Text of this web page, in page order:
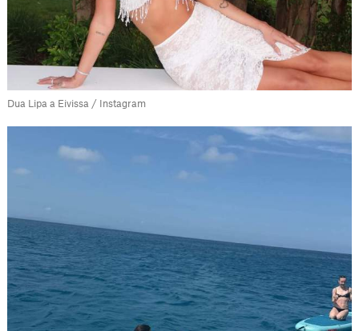
Dua Lipa a Eivissa / Instagram